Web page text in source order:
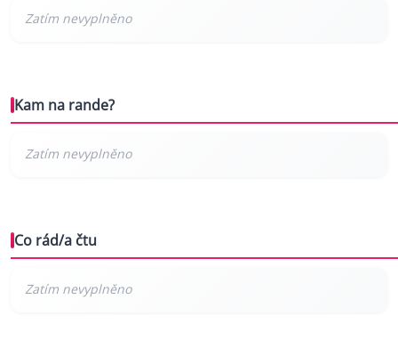
Kam na rande?
Co rád/a čtu